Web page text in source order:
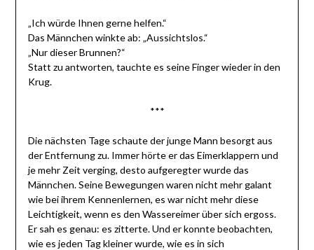
„Ich würde Ihnen gerne helfen.“
Das Männchen winkte ab: „Aussichtslos.“
„Nur dieser Brunnen?“
Statt zu antworten, tauchte es seine Finger wieder in den
Krug.
***
Die nächsten Tage schaute der junge Mann besorgt aus
der Entfernung zu. Immer hörte er das Eimerklappern und
je mehr Zeit verging, desto aufgeregter wurde das
Männchen. Seine Bewegungen waren nicht mehr galant
wie bei ihrem Kennenlernen, es war nicht mehr diese
Leichtigkeit, wenn es den Wassereimer über sich ergoss.
Er sah es genau: es zitterte. Und er konnte beobachten,
wie es jeden Tag kleiner wurde, wie es in sich